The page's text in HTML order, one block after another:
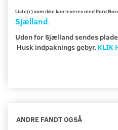
Liste(r) som ikke kan leveres med Pord
Sjælland.
Uden for Sjælland sendes
Husk indpaknings gebyr. KLIK
ANDRE FANDT OGSÅ